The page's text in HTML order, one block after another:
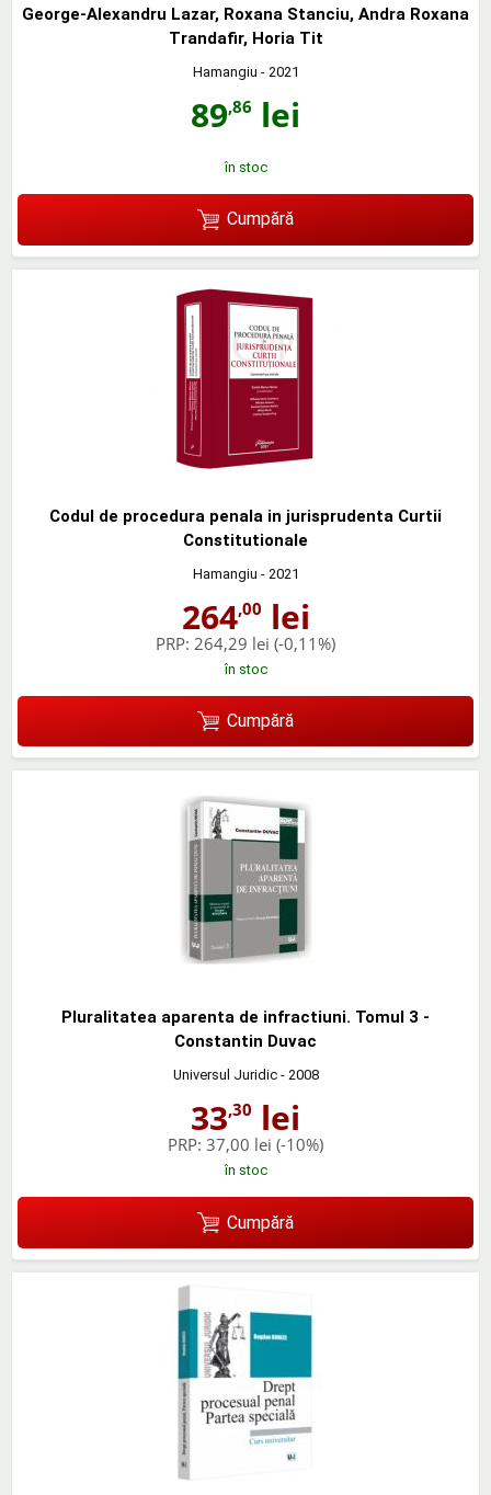
George-Alexandru Lazar, Roxana Stanciu, Andra Roxana
Trandafir, Horia Tit
Hamangiu - 2021
89,86 lei
în stoc
Cumpără
Codul de procedura penala in jurisprudenta Curtii
Constitutionale
Hamangiu - 2021
264,00 lei
PRP: 264,29 lei (-0,11%)
în stoc
Cumpără
Pluralitatea aparenta de infractiuni. Tomul 3 -
Constantin Duvac
Universul Juridic- 2008
33,30 lei
PRP: 37,00 lei (-10%)
în stoc
Cumpără